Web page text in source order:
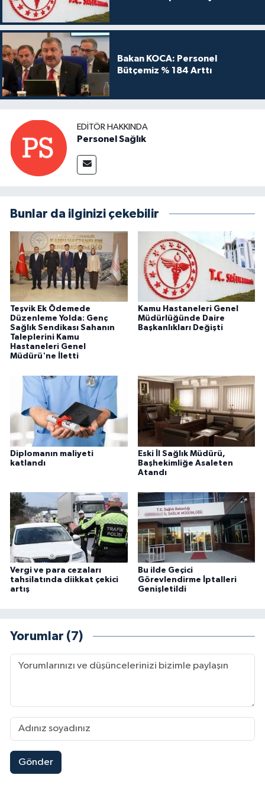
Bakan KOCA: Personel
Bütçemiz % 184 Arttı
EDITÖR HAKKINDA
Personel Sağlık
Bunlar da ilginizi çekebilir
Teşvik Ek Ödemede
Düzenleme Yolda: Genç
Sağlık Sendikası Sahanın
Taleplerini Kamu
Hastaneleri Genel
Müdürü'ne İletti
Kamu Hastaneleri Genel
Müdürlüğünde Daire
Başkanlıkları Değişti
Diplomanın maliyeti
katlandı
Eski İl Sağlık Müdürü,
Başhekimliğe Asaleten
Atandı
Vergi ve para cezaları
tahsilatında diikkat çekici
artış
Bu ilde Geçici
Görevlendirme İptalleri
Genişletildi
Yorumlar (7)
Gönder